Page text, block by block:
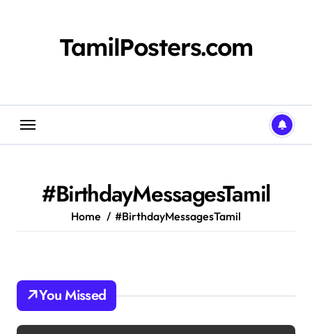
TamilPosters.com
#BirthdayMessagesTamil
Home #BirthdayMessagesTamil
You Missed